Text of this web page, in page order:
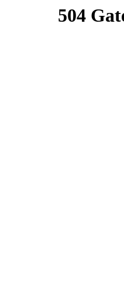
504